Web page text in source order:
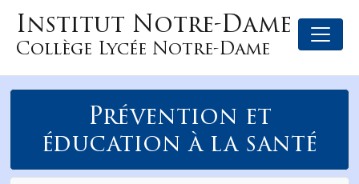
Institut Notre-Dame
Collège Lycée Notre-Dame
Prévention et
éducation à la santé